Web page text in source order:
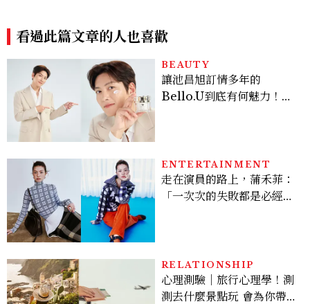
玉果邏輯翻車
看過此篇文章的人也喜歡
BEAUTY
讓池昌旭訂情多年的
Bello.U到底有何魅力！揭
倦感，超神！
ENTERTAINMENT
走在演員的路上，蒲禾菲：
「一次次的失敗都是必經過
RELATIONSHIP
心理測驗｜旅行心理學！測
測去什麼景點玩 會為你帶來